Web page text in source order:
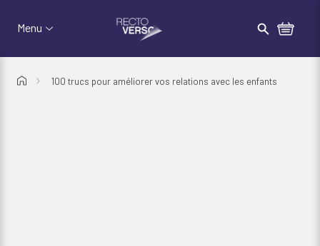
Recto-Verso
Menu Rechercher
100 trucs pour améliorer vos relations avec les enfants